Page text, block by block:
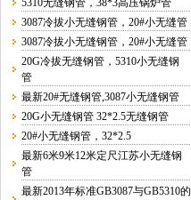
5310无缝钢管，38*3高压锅炉管
3087冷拔小无缝钢管，20#小无缝管
3087冷拔小无缝钢管，20#小无缝管
20G冷拔无缝钢管，5310小无缝钢
管
最新20#无缝钢管,3087小无缝钢管
20G小无缝钢管 32*2.5无缝钢管
20#小无缝钢管，32*2.5
最新6米9米12米定尺江苏小无缝钢
管
最新2013年标准GB3087与GB5310的